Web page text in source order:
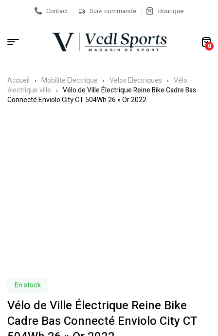
Contact Suivi commande Boutique
0
Accueil Mobilite Electrique Velos Electriques
Vélo
électrique ville
Vélo de Ville Électrique Reine Bike Cadre Bas
Connecté Enviolo City CT 504Wh 26 » Or 2022
En stock
Vélo de Ville Électrique Reine Bike
Cadre Bas Connecté Enviolo City CT